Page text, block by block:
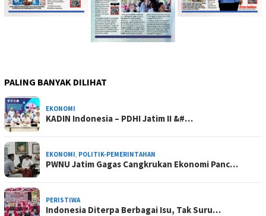
PALING BANYAK DILIHAT
EKONOMI
KADIN Indonesia – PDHI Jatim II &#…
EKONOMI, POLITIK-PEMERINTAHAN
PWNU Jatim Gagas Cangkrukan Ekonomi Panc…
PERISTIWA
Indonesia Diterpa Berbagai Isu, Tak Suru…